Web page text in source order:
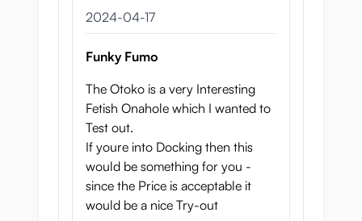
17 april 2024
2024-04-17
Funky Fumo
The Otoko is a very Interesting
Fetish Onahole which I wanted to
Test out.
If youre into Docking then this
would be something for you -
since the Price is acceptable it
would be a nice Try-out